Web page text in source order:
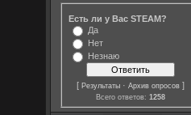
Есть ли у Вас STEAM?
Да
Нет
Незнаю
[Результаты ·Архив опросов ]
Всего ответов:1258